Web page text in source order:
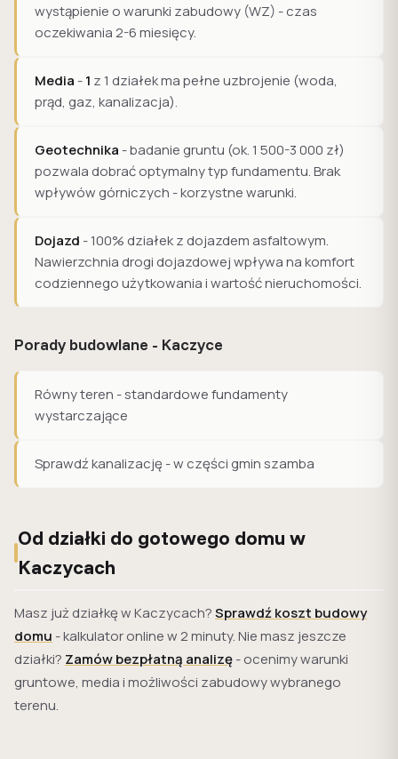
wystąpienie o warunki zabudowy (WZ) - czas
oczekiwania 2-6 miesięcy.
Media -1 z 1 działek ma pełne uzbrojenie (woda,
prąd, gaz, kanalizacja).
Geotechnika - badanie gruntu (ok. 1 500-3 000 zł)
pozwala dobrać optymalny typ fundamentu. Brak
wpływów górniczych - korzystne warunki.
Dojazd - 100% działek z dojazdem asfaltowym.
Nawierzchnia drogi dojazdowej wpływa na komfort
codziennego użytkowania i wartość nieruchomości.
Porady budowlane - Kaczyce
Równy teren - standardowe fundamenty
wystarczające
Sprawdź kanalizację - w części gmin szamba
Od działki do gotowego domu w
Kaczycach
Masz już działkę w Kaczycach?Sprawdź koszt budowy
domu - kalkulator online w 2 minuty. Nie masz jeszcze
działki? Zamów bezpłatną analizę- ocenimy warunki
gruntowe, media i możliwości zabudowy wybranego
terenu.